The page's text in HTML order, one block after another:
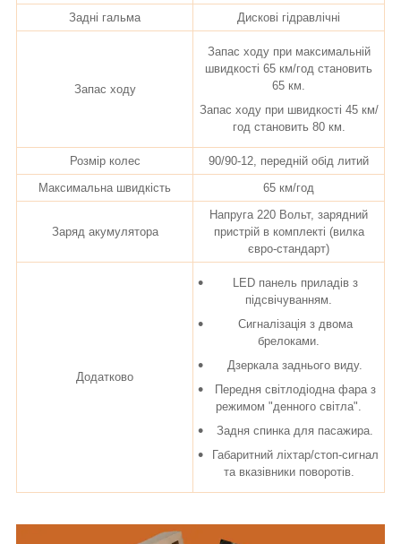
Задні гальма
Дискові гідравлічні
Запас ходу
Запас ходу при максимальній
швидкості 65 км/год становить
65 км.
Запас ходу при швидкості 45 км/
год становить 80 км.
Розмір колес
90/90-12, передній обід литий
Максимальна швидкість
65 км/год
Заряд акумулятора
Напруга 220 Вольт, зарядний
пристрій в комплекті (вилка
євро-стандарт)
Додатково
LED панель приладів з
підсвічуванням.
Сигналізація з двома
брелоками.
Дзеркала заднього виду.
Передня світлодіодна фара з
режимом "денного світла".
Задня спинка для пасажира.
Габаритний ліхтар/стоп-сигнал
та вказівники поворотів.